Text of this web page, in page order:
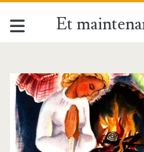
Et
Étiquette :
<span>2
juillet</